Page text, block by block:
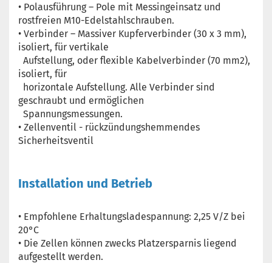
• Polausführung – Pole mit Messingeinsatz und
rostfreien M10-Edelstahlschrauben.
• Verbinder – Massiver Kupferverbinder (30 x 3 mm),
isoliert, für vertikale
Aufstellung, oder flexible Kabelverbinder (70 mm2),
isoliert, für
horizontale Aufstellung. Alle Verbinder sind
geschraubt und ermöglichen
Spannungsmessungen.
• Zellenventil - rückzündungshemmendes
Sicherheitsventil
Installation und Betrieb
• Empfohlene Erhaltungsladespannung: 2,25 V/Z bei
20°C
• Die Zellen können zwecks Platzersparnis liegend
aufgestellt werden.